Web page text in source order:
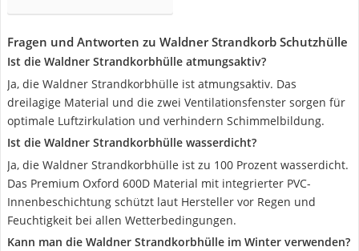
Fragen und Antworten zu Waldner Strandkorb Schutzhülle
Ist die Waldner Strandkorbhülle atmungsaktiv?
Ja, die Waldner Strandkorbhülle ist atmungsaktiv. Das
dreilagige Material und die zwei Ventilationsfenster sorgen für
optimale Luftzirkulation und verhindern Schimmelbildung.
Ist die Waldner Strandkorbhülle wasserdicht?
Ja, die Waldner Strandkorbhülle ist zu 100 Prozent wasserdicht.
Das Premium Oxford 600D Material mit integrierter PVC-
Innenbeschichtung schützt laut Hersteller vor Regen und
Feuchtigkeit bei allen Wetterbedingungen.
Kann man die Waldner Strandkorbhülle im Winter verwenden?